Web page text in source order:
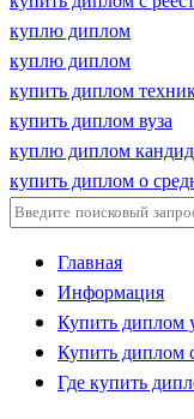
куплю диплом
куплю диплом
купить диплом
купить диплом вуза
куплю диплом
купить диплом о
Главная
Информация
Купить диплом
Купить диплом
Где купить